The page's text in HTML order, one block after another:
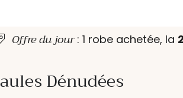
Offre du jour : 1 robe achetée,
Dénudées